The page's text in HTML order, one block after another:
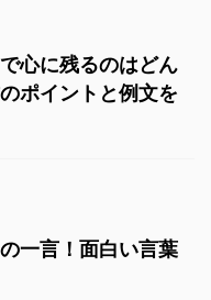
心に残るのはどん
ポイントと例文を
一言！面白い言葉